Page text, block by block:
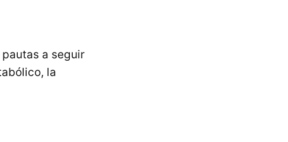
pautas a seguir
la